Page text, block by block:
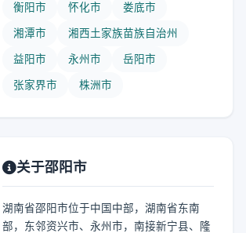
衡阳市 怀化市 娄底市
湘潭市 湘西土家族苗族自治州
益阳市 永州市 岳阳市
张家界市 株洲市
关于邵阳市
湖南省邵阳市位于中国中部，湖南省东南
部，东邻资兴市、永州市，南接新宁县、隆